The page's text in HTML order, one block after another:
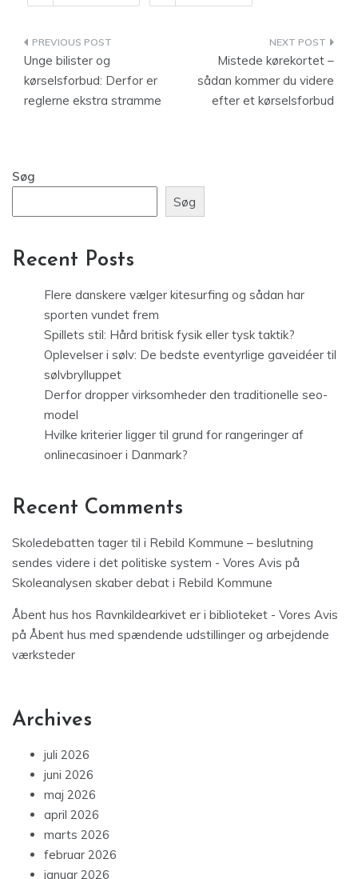
Indlægsnavigation
Unge bilister og
kørselsforbud: Derfor er
reglerne ekstra stramme
Mistede kørekortet –
sådan kommer du videre
efter et kørselsforbud
Søg
Søg
Recent Posts
Flere danskere vælger kitesurfing og sådan har
sporten vundet frem
Spillets stil: Hård britisk fysik eller tysk taktik?
Oplevelser i sølv: De bedste eventyrlige gaveidéer til
sølvbrylluppet
Derfor dropper virksomheder den traditionelle seo-
model
Hvilke kriterier ligger til grund for rangeringer af
onlinecasinoer i Danmark?
Recent Comments
Skoledebatten tager til i Rebild Kommune – beslutning
sendes videre i det politiske system - Vores Avis på
Skoleanalysen skaber debat i Rebild Kommune
Åbent hus hos Ravnkildearkivet er i biblioteket - Vores Avis
på Åbent hus med spændende udstillinger og arbejdende
værksteder
Archives
juli 2026
juni 2026
maj 2026
april 2026
marts 2026
februar 2026
januar 2026